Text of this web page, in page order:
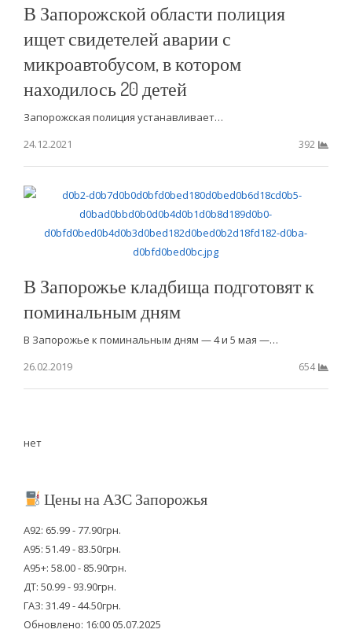
В Запорожской области полиция
ищет свидетелей аварии с
микроавтобусом, в котором
находилось 20 детей
Запорожская полиция устанавливает…
24.12.2021
392
В Запорожье кладбища подготовят к
поминальным дням
В Запорожье к поминальным дням — 4 и 5 мая —…
26.02.2019
654
нет
Цены на АЗС Запорожья
А92: 65.99 - 77.90грн.
А95: 51.49 - 83.50грн.
А95+: 58.00 - 85.90грн.
ДТ: 50.99 - 93.90грн.
ГАЗ: 31.49 - 44.50грн.
Обновлено: 16:00 05.07.2025